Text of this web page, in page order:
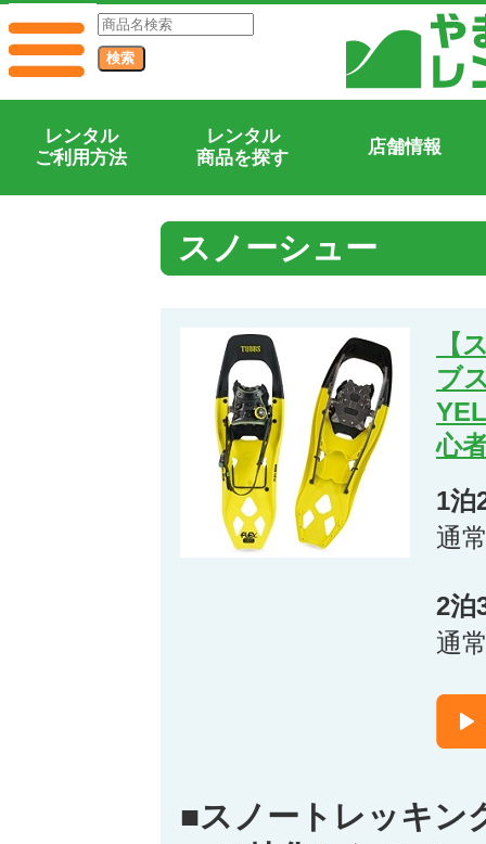
レンタル
ご利用方法
レンタル
商品を探す
店舗情報
スノーシュー
【
ブ
心
1泊
通
2泊
通
■スノートレッキン